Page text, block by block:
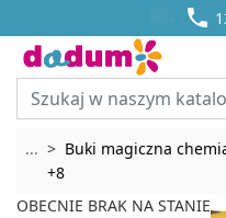


... Rozwiń breadcrumbs
Buki magiczna
+8
OBECNIE BRAK NA STANIE